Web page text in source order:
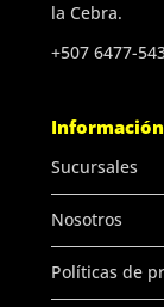
la Cebra.
+507 6477-
Información
Sucursales
Nosotros
Políticas de